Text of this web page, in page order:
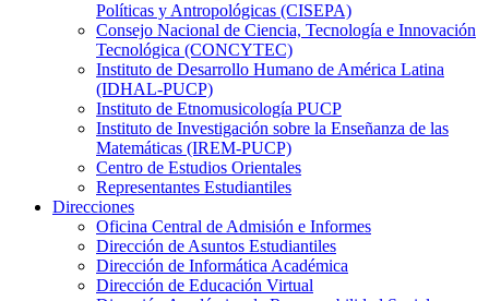
Políticas y Antropológicas (CISEPA)
Consejo Nacional de Ciencia, Tecnología e Innovación
Tecnológica (CONCYTEC)
Instituto de Desarrollo Humano de América Latina
(IDHAL-PUCP)
Instituto de Etnomusicología PUCP
Instituto de Investigación sobre la Enseñanza de las
Matemáticas (IREM-PUCP)
Centro de Estudios Orientales
Representantes Estudiantiles
Direcciones
Oficina Central de Admisión e Informes
Dirección de Asuntos Estudiantiles
Dirección de Informática Académica
Dirección de Educación Virtual